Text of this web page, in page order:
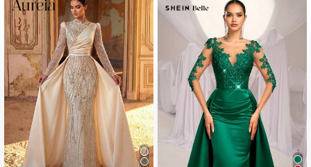
4.91 127K フォロワー
4.91 127K フォロワー
4.91 127K フォロワー